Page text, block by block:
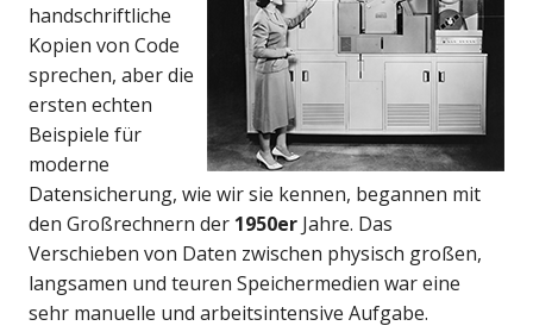
handschriftliche
Kopien von Code
sprechen, aber die
ersten echten
Beispiele für
moderne
Datensicherung, wie wir sie kennen, begannen mit
den Großrechnern der 1950er Jahre. Das
Verschieben von Daten zwischen physisch großen,
langsamen und teuren Speichermedien war eine
sehr manuelle und arbeitsintensive Aufgabe.